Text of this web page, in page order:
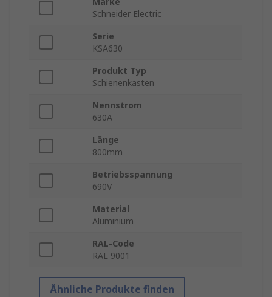
Schneider Electric
Serie
KSA630
Produkt Typ
Schienenkasten
Nennstrom
630A
Länge
800mm
Betriebsspannung
690V
Material
Aluminium
RAL-Code
RAL 9001
Ähnliche Produkte finden